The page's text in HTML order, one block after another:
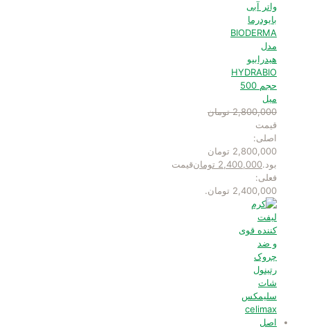
واتر آبی
بایودرما
BIODERMA
مدل
هیدرابیو
HYDRABIO
حجم 500
میل
2,800,000 تومان
قیمت
اصلی:
2,800,000 تومان
بود.2,400,000 تومانقیمت
فعلی:
2,400,000 تومان.